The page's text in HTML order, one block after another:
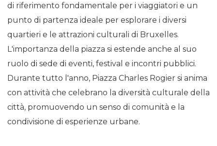
di riferimento fondamentale per i viaggiatori e un
punto di partenza ideale per esplorare i diversi
quartieri e le attrazioni culturali di Bruxelles.
L'importanza della piazza si estende anche al suo
ruolo di sede di eventi, festival e incontri pubblici.
Durante tutto l'anno, Piazza Charles Rogier si anima
con attività che celebrano la diversità culturale della
città, promuovendo un senso di comunità e la
condivisione di esperienze urbane.